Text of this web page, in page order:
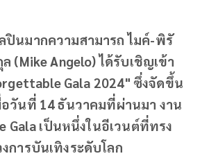
ปินมากความสามารถ ไมค์-พิรั
(Mike Angelo) ได้รับเชิญเข้า
Gala 2024" ซึ่งจัดขึ้น
อวันที่ 14 ธันวาคมที่ผ่านมา งาน
Gala เป็นหนึ่งในอีเวนต์ที่ทรง
การบันเทิงระดับโลก